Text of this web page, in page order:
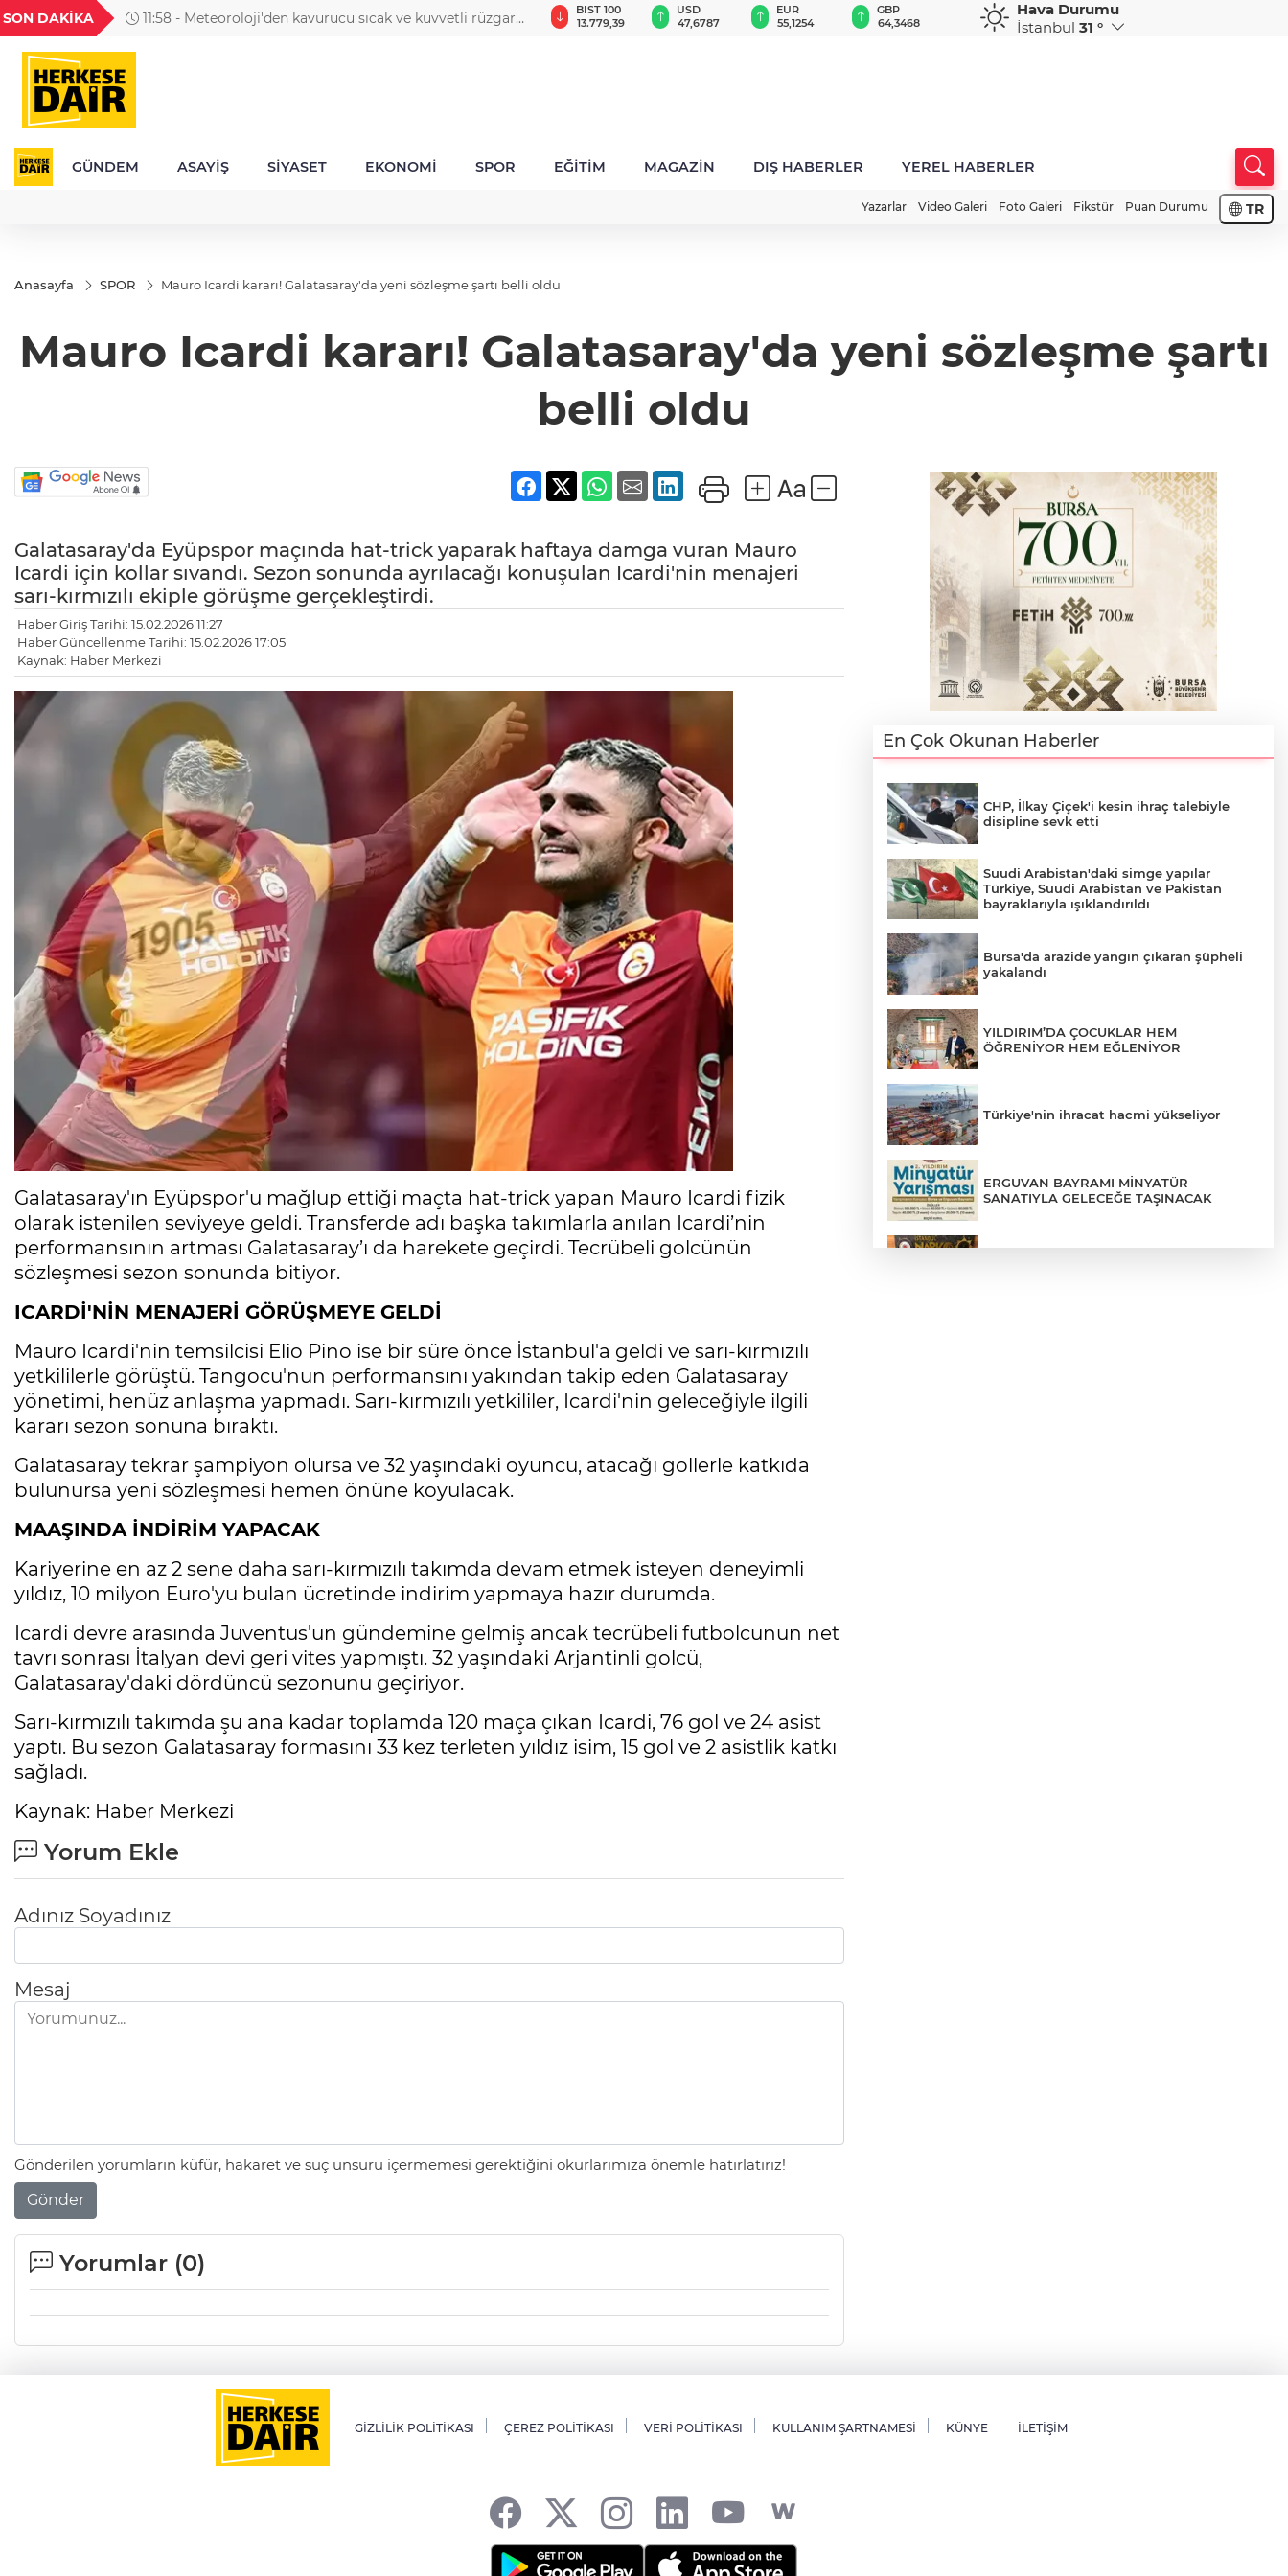
SON DAKİKA
11:58 - Meteoroloji'den kavurucu sıcak ve kuvvetli rüzgar
18,2677
TND
16,3788
BGN
27,9743
VND
0,0018
GAU/TRY
6.660,55
BIST 100
13.779,39
USD
47,6787
EUR
55,1254
GBP
64,3468
CHF
59,0083
CAD
34,1883
Hava Durumu
İstanbul 31 °
GÜNDEM ASAYİŞ SİYASET EKONOMİ SPOR EĞİTİM MAGAZİN DIŞ HABERLER YEREL HABERLER
Yazarlar Video Galeri Foto Galeri Fikstür Puan Durumu TR
Anasayfa SPOR Mauro Icardi kararı! Galatasaray'da yeni sözleşme şartı belli oldu
Mauro Icardi kararı! Galatasaray'da yeni sözleşme şartı
belli oldu
Galatasaray'da Eyüpspor maçında hat-trick yaparak haftaya damga vuran Mauro
Icardi için kollar sıvandı. Sezon sonunda ayrılacağı konuşulan Icardi'nin menajeri
sarı-kırmızılı ekiple görüşme gerçekleştirdi.
Haber Giriş Tarihi: 15.02.2026 11:27
Haber Güncellenme Tarihi: 15.02.2026 17:05
Kaynak: Haber Merkezi
Galatasaray'ın Eyüpspor'u mağlup ettiği maçta hat-trick yapan Mauro Icardi fizik
olarak istenilen seviyeye geldi. Transferde adı başka takımlarla anılan Icardi’nin
performansının artması Galatasaray’ı da harekete geçirdi. Tecrübeli golcünün
sözleşmesi sezon sonunda bitiyor.
ICARDİ'NİN MENAJERİ GÖRÜŞMEYE GELDİ
Mauro Icardi'nin temsilcisi Elio Pino ise bir süre önce İstanbul'a geldi ve sarı-kırmızılı
yetkililerle görüştü. Tangocu'nun performansını yakından takip eden Galatasaray
yönetimi, henüz anlaşma yapmadı. Sarı-kırmızılı yetkililer, Icardi'nin geleceğiyle ilgili
kararı sezon sonuna bıraktı.
Galatasaray tekrar şampiyon olursa ve 32 yaşındaki oyuncu, atacağı gollerle katkıda
bulunursa yeni sözleşmesi hemen önüne koyulacak.
MAAŞINDA İNDİRİM YAPACAK
Kariyerine en az 2 sene daha sarı-kırmızılı takımda devam etmek isteyen deneyimli
yıldız, 10 milyon Euro'yu bulan ücretinde indirim yapmaya hazır durumda.
Icardi devre arasında Juventus'un gündemine gelmiş ancak tecrübeli futbolcunun net
tavrı sonrası İtalyan devi geri vites yapmıştı. 32 yaşındaki Arjantinli golcü,
Galatasaray'daki dördüncü sezonunu geçiriyor.
Sarı-kırmızılı takımda şu ana kadar toplamda 120 maça çıkan Icardi, 76 gol ve 24 asist
yaptı. Bu sezon Galatasaray formasını 33 kez terleten yıldız isim, 15 gol ve 2 asistlik katkı
sağladı.
Kaynak: Haber Merkezi
Yorum Ekle
Adınız Soyadınız
Mesaj
Gönderilen yorumların küfür, hakaret ve suç unsuru içermemesi gerektiğini okurlarımıza önemle hatırlatırız!
Gönder
Yorumlar (0)
En Çok Okunan Haberler
CHP, İlkay Çiçek'i kesin ihraç talebiyle
disipline sevk etti
Suudi Arabistan'daki simge yapılar
Türkiye, Suudi Arabistan ve Pakistan
bayraklarıyla ışıklandırıldı
Bursa'da arazide yangın çıkaran şüpheli
yakalandı
YILDIRIM’DA ÇOCUKLAR HEM
ÖĞRENİYOR HEM EĞLENİYOR
Türkiye'nin ihracat hacmi yükseliyor
ERGUVAN BAYRAMI MİNYATÜR
SANATIYLA GELECEĞE TAŞINACAK
GİZLİLİK POLİTİKASI ÇEREZ POLİTİKASI VERİ POLİTİKASI KULLANIM ŞARTNAMESİ KÜNYE İLETİŞİM